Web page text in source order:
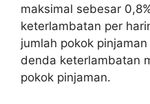
maksimal sebesar
keterlambatan per
jumlah pokok
denda keterlambatan
pokok pinjaman.